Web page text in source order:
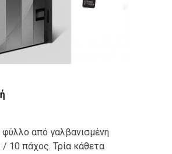
φύλλο από γαλβανισμένη
/ 10 πάχος. Τρία κάθετα